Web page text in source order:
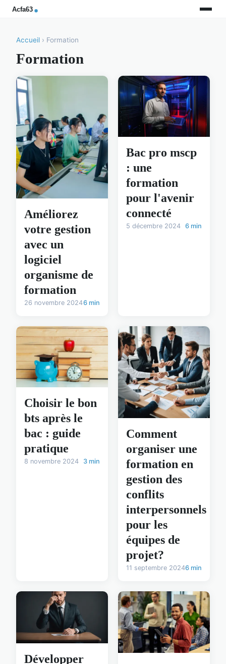
Accueil › Formation
Formation
Améliorez
votre gestion
avec un
logiciel
organisme de
formation
26 novembre 20246 min
Bac pro mscp
: une
formation
pour l'avenir
connecté
5 décembre 2024 6 min
Choisir le bon
bts après le
bac : guide
pratique
8 novembre 2024 3 min
Comment
organiser une
formation en
gestion des
conflits
interpersonnels
pour les
équipes de
projet?
11 septembre 20246 min
Développer